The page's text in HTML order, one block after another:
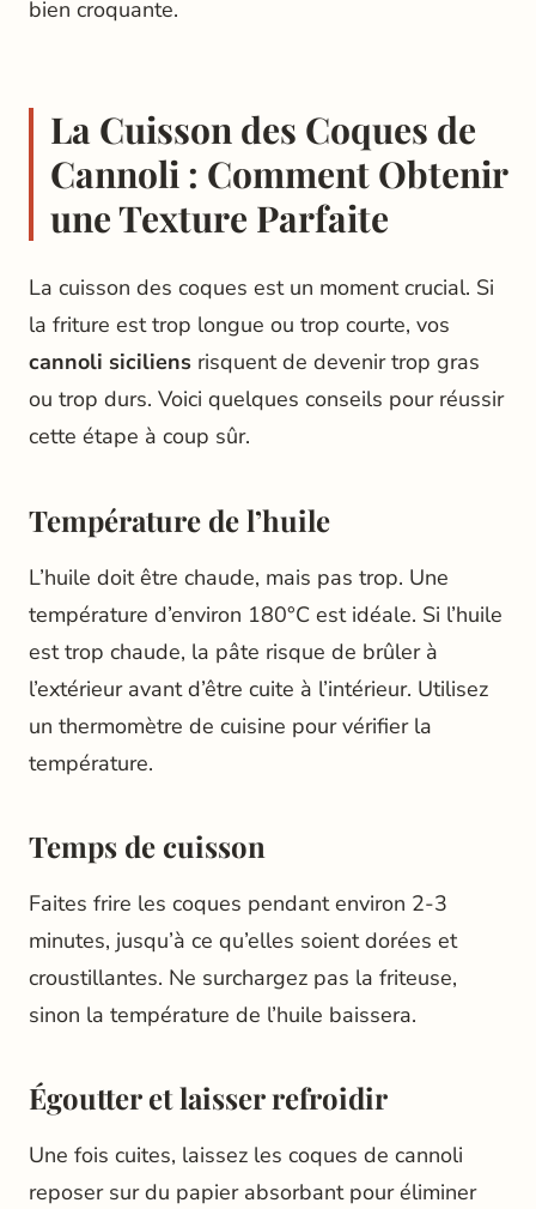
bien croquante.
La Cuisson des Coques de
Cannoli : Comment Obtenir
une Texture Parfaite
La cuisson des coques est un moment crucial. Si
la friture est trop longue ou trop courte, vos
cannoli siciliens risquent de devenir trop gras
ou trop durs. Voici quelques conseils pour réussir
cette étape à coup sûr.
Température de l’huile
L’huile doit être chaude, mais pas trop. Une
température d’environ 180°C est idéale. Si l’huile
est trop chaude, la pâte risque de brûler à
l’extérieur avant d’être cuite à l’intérieur. Utilisez
un thermomètre de cuisine pour vérifier la
température.
Temps de cuisson
Faites frire les coques pendant environ 2-3
minutes, jusqu’à ce qu’elles soient dorées et
croustillantes. Ne surchargez pas la friteuse,
sinon la température de l’huile baissera.
Égoutter et laisser refroidir
Une fois cuites, laissez les coques de cannoli
reposer sur du papier absorbant pour éliminer